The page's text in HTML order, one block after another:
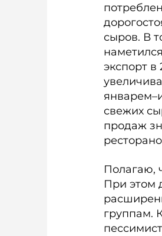
сыров. В
экспорт в
свежих
продаж
Полагаю,
При этом
группам.